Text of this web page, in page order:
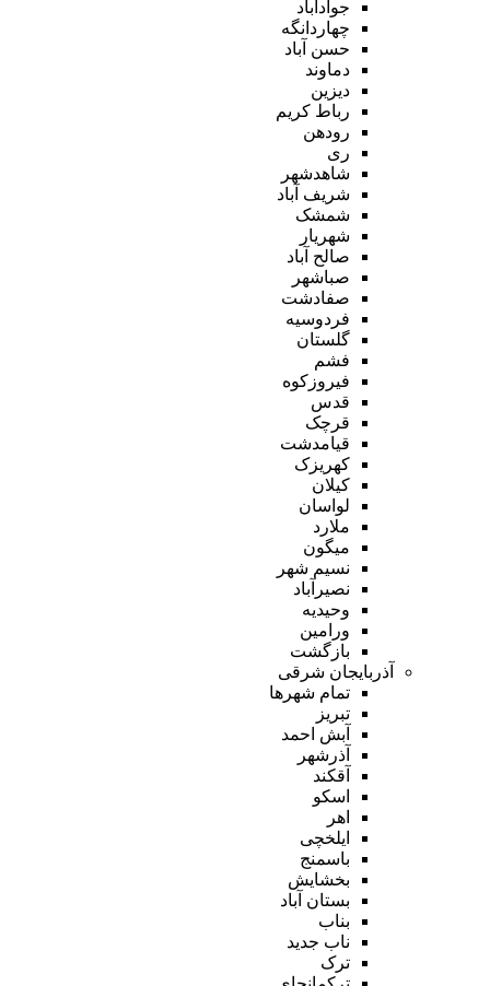
جوادآباد
چهاردانگه
حسن آباد
دماوند
دیزین
رباط کریم
رودهن
ری
شاهدشهر
شریف آباد
شمشک
شهریار
صالح آباد
صباشهر
صفادشت
فردوسیه
گلستان
فشم
فیروزکوه
قدس
قرچک
قیامدشت
کهریزک
کیلان
لواسان
ملارد
میگون
نسیم شهر
نصیرآباد
وحیدیه
ورامین
بازگشت
آذربایجان شرقی
تمام شهر‌ها
تبریز
آبش احمد
آذرشهر
آقکند
اسکو
اهر
ایلخچی
باسمنج
بخشایش
بستان آباد
بناب
ناب جدید
ترک